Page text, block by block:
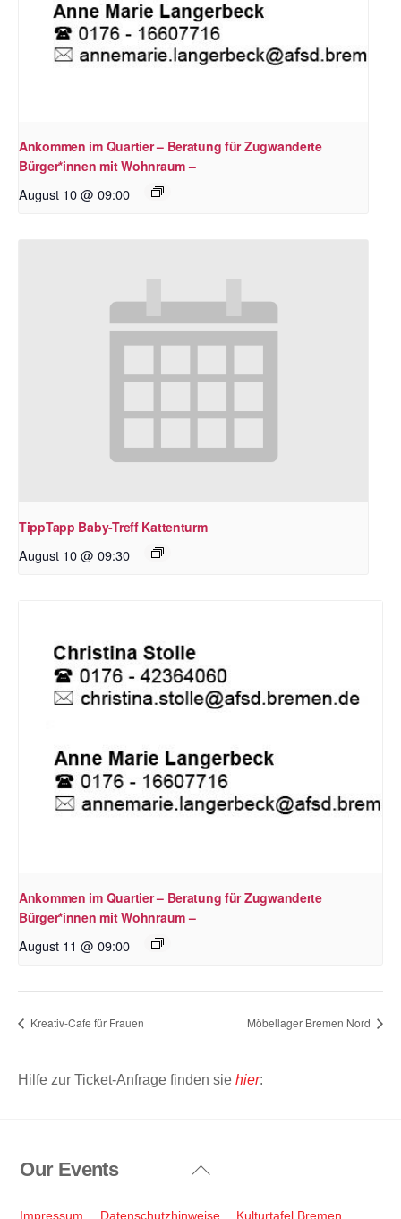
Ankommen im Quartier – Beratung für Zugwanderte
Bürger*innen mit Wohnraum –
August 10 @ 09:00
TippTapp Baby-Treff Kattenturm
August 10 @ 09:30
Ankommen im Quartier – Beratung für Zugwanderte
Bürger*innen mit Wohnraum –
August 11 @ 09:00
Kreativ-Cafe für Frauen Möbellager Bremen Nord
Hilfe zur Ticket-Anfrage finden sie hier:
Back
Top
Our Events
Impressum Datenschutzhinweise Kulturtafel Bremen